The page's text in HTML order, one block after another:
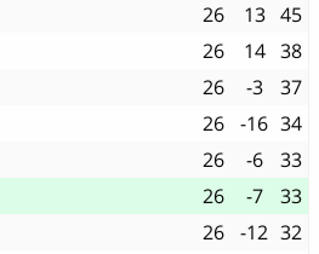
26 13 45
26 14 38
26 -3
37
26 -16 34
26 -6
33
26 -7
33
26 -12 32